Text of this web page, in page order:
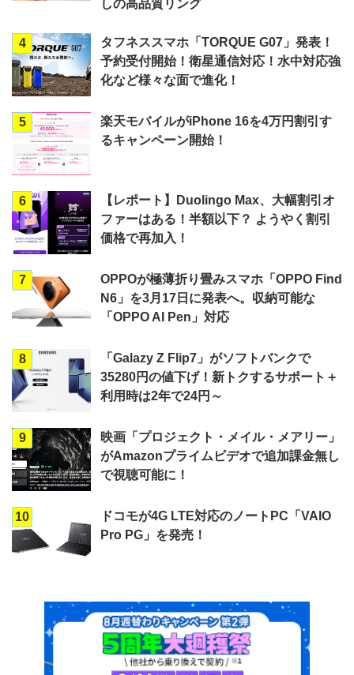
しの高品質リング
4
タフネススマホ「TORQUE G07」発表！
予約受付開始！衛星通信対応！水中対応強
化など様々な面で進化！
5
楽天モバイルがiPhone 16を4万円割引す
るキャンペーン開始！
6
【レポート】Duolingo Max、大幅割引オ
ファーはある！半額以下？ ようやく割引
価格で再加入！
7
OPPOが極薄折り畳みスマホ「OPPO Find
N6」を3月17日に発表へ。収納可能な
「OPPO AI Pen」対応
8
「Galazy Z Flip7」がソフトバンクで
35280円の値下げ！新トクするサポート＋
利用時は2年で24円～
9
映画「プロジェクト・メイル・メアリー」
がAmazonプライムビデオで追加課金無し
で視聴可能に！
10
ドコモが4G LTE対応のノートPC「VAIO
Pro PG」を発売！